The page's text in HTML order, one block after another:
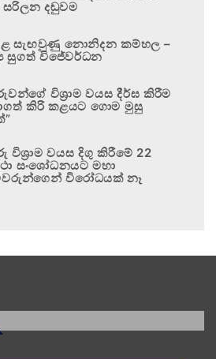
සරිලන දඬුවම
සැඟවුණු නොනිදන කම්හල –
සුගත් විජේවර්ධන
විශ්‍රාම වයස දීර්ඝ කිරීම
කිරි කළයට ගොම මුසු
විශ්‍රාම වයස දිගු කිරීමේ 22
සංශෝධනයට මහා
විරෝධයක් නෑ